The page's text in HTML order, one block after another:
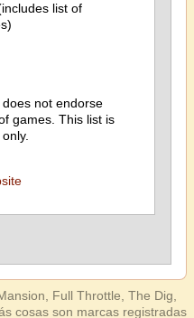
list of
not endorse
games. This list is
Full Throttle, The Dig,
cosas son marcas registradas